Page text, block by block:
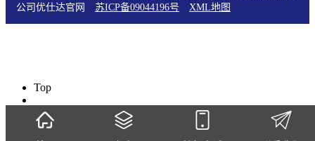
公司优仕达官网 苏ICP备09044196号 XML地图
Top
微信